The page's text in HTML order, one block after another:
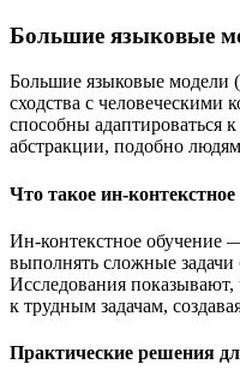
Большие языковые
Большие языковые модели
сходства с
способны адаптироваться
абстракции, подобно
Что такое ин-
Ин-контекстное обучение
выполнять сложные задачи
Исследования показывают,
к трудным задачам,
Практические решения